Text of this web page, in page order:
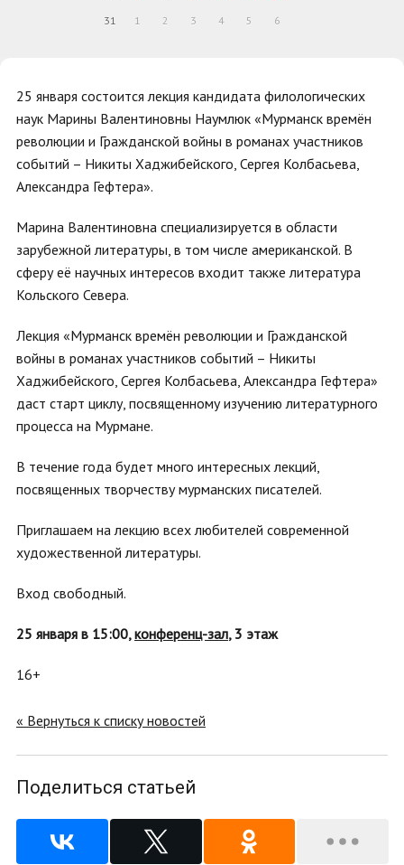
25 января состоится лекция кандидата филологических
наук Марины Валентиновны Наумлюк «Мурманск времён
революции и Гражданской войны в романах участников
событий – Никиты Хаджибейского, Сергея Колбасьева,
Александра Гефтера».
Марина Валентиновна специализируется в области
зарубежной литературы, в том числе американской. В
сферу её научных интересов входит также литература
Кольского Севера.
Лекция «Мурманск времён революции и Гражданской
войны в романах участников событий – Никиты
Хаджибейского, Сергея Колбасьева, Александра Гефтера»
даст старт циклу, посвященному изучению литературного
процесса на Мурмане.
В течение года будет много интересных лекций,
посвященных творчеству мурманских писателей.
Приглашаем на лекцию всех любителей современной
художественной литературы.
Вход свободный.
25 января в 15:00,конференц-зал, 3 этаж
16+
« Вернуться к списку новостей
Поделиться статьей
31 1 2 3 4 5 6